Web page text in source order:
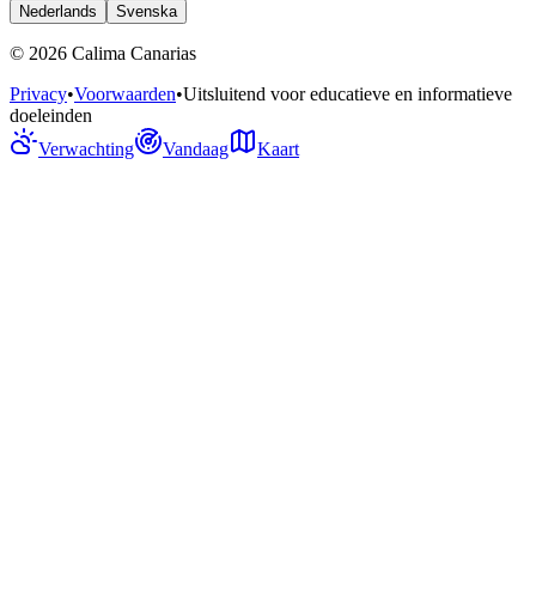
Nederlands
Svenska
© 2026 Calima Canarias
Privacy•Voorwaarden•Uitsluitend voor educatieve en informatieve
doeleinden
Verwachting
Vandaag Kaart